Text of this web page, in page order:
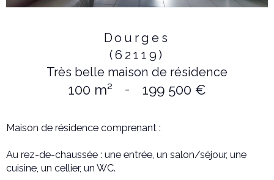
Dourges
(62119)
Très belle maison de résidence
100 m² - 199 500 €
Maison de résidence comprenant :
Au rez-de-chaussée : une entrée, un salon/séjour, une
cuisine, un cellier, un WC.